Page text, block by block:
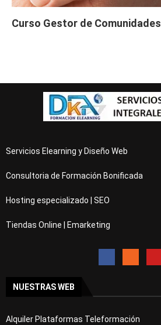
Curso Gestor de Comunidades
Servicios Elearning y Diseño Web
Consultoria de Formación Bonificada
Hosting especializado | SEO
Tiendas Online | Emarketing
NUESTRAS WEB
Alquiler Plataformas Teleformación